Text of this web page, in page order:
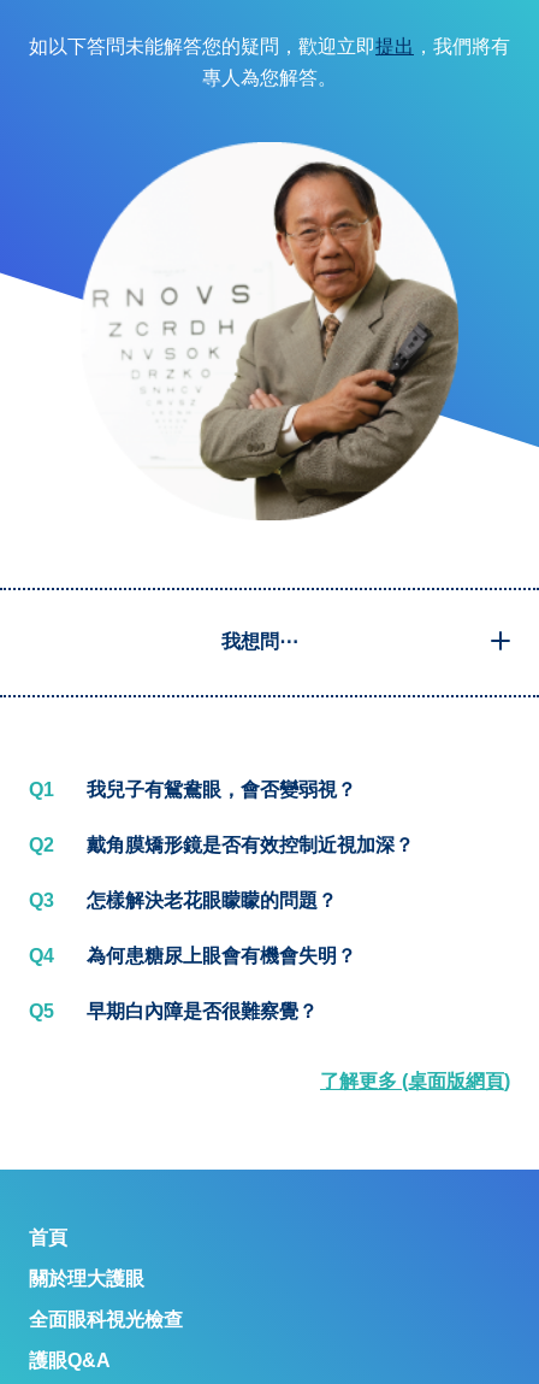
如以下答問未能解答您的疑問，歡迎立即提出 ，我們將有
專人為您解答。
我想問⋯
Q1 我兒子有鴛鴦眼，會否變弱視？
Q2 戴角膜矯形鏡是否有效控制近視加深？
Q3 怎樣解決老花眼矇矇的問題？
Q4 為何患糖尿上眼會有機會失明？
Q5 早期白內障是否很難察覺？
了解更多 (桌面版網頁)
首頁
關於理大護眼
全面眼科視光檢查
護眼Q&A